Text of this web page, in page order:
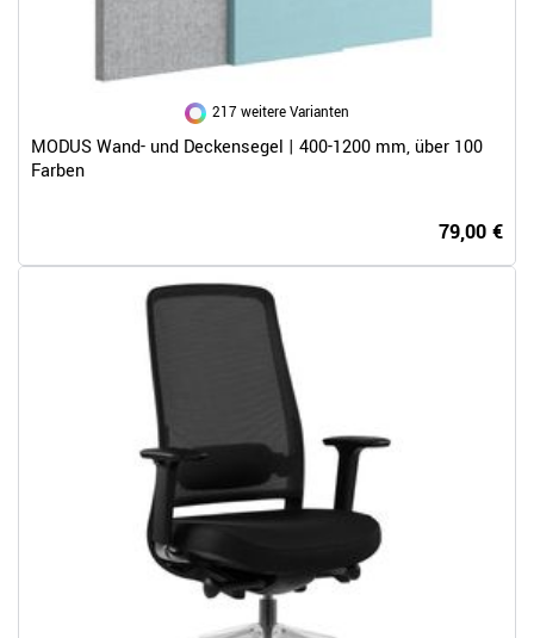
217 weitere Varianten
MODUS Wand- und Deckensegel | 400-1200 mm, über 100
Farben
79,00 €